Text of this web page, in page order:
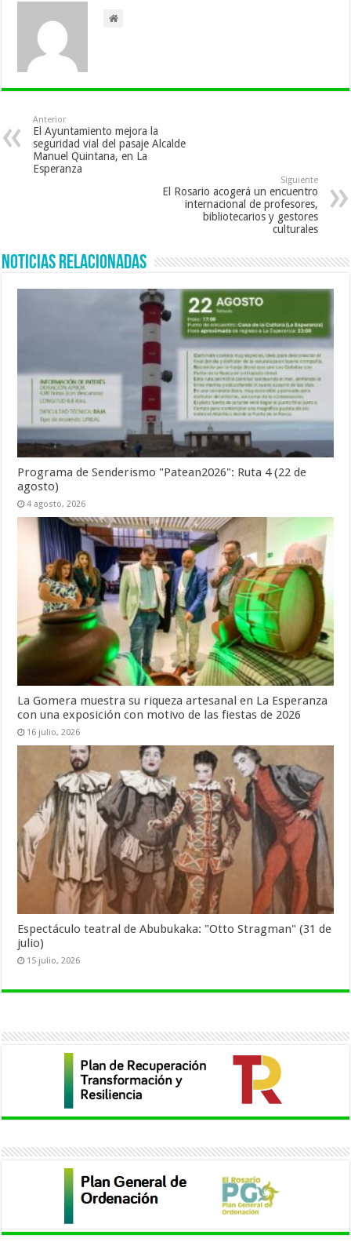
Anterior
El Ayuntamiento mejora la
seguridad vial del pasaje Alcalde
Manuel Quintana, en La
Esperanza
Siguiente
El Rosario acogerá un encuentro
internacional de profesores,
bibliotecarios y gestores
culturales
Noticias Relacionadas
Programa de Senderismo "Patean2026": Ruta 4 (22 de
agosto)
4 agosto, 2026
La Gomera muestra su riqueza artesanal en La Esperanza
con una exposición con motivo de las fiestas de 2026
16 julio, 2026
Espectáculo teatral de Abubukaka: "Otto Stragman" (31 de
julio)
15 julio, 2026